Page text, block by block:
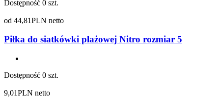
Dostępność 0 szt.
od 44,81PLN netto
Piłka do siatkówki plażowej Nitro rozmiar 5
Dostępność 0 szt.
9,01PLN netto